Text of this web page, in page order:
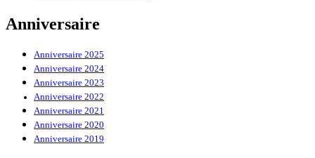
Anniversaire
Anniversaire 2025
Anniversaire 2024
Anniversaire 2023
Anniversaire 2022
Anniversaire 2021
Anniversaire 2020
Anniversaire 2019